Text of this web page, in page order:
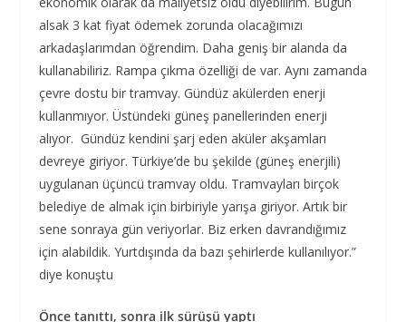
alsak 3 kat fiyat ödemek zorunda olacağımızı
arkadaşlarımdan öğrendim. Daha geniş bir alanda da
kullanabiliriz. Rampa çıkma özelliği de var. Aynı zamanda
çevre dostu bir tramvay. Gündüz akülerden enerji
kullanmıyor. Üstündeki güneş panellerinden enerji
alıyor. Gündüz kendini şarj eden aküler akşamları
devreye giriyor. Türkiye’de bu şekilde (güneş enerjili)
uygulanan üçüncü tramvay oldu. Tramvayları birçok
belediye de almak için birbiriyle yarışa giriyor. Artık bir
sene sonraya gün veriyorlar. Biz erken davrandığımız
için alabildik. Yurtdışında da bazı şehirlerde kullanılıyor.”
diye konuştu
Önce tanıttı, sonra ilk sürüşü yaptı